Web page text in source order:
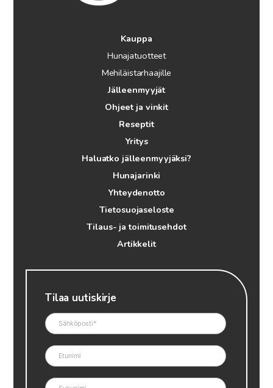
Kauppa
Hunajatuotteet
Mehiläistarhaajille
Jälleenmyyjät
Ohjeet ja vinkit
Reseptit
Yritys
Haluatko jälleenmyyjäksi?
Hunajarinki
Yhteydenotto
Tietosuojaseloste
Tilaus- ja toimitusehdot
Artikkelit
Tilaa uutiskirje